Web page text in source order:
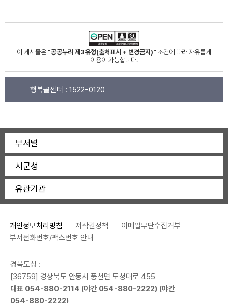
이 게시물은 "공공누리 제3유형(출처표시 + 변경금지)" 조건에 따라 자유롭게
이용이 가능합니다.
행복콜센터 : 1522-0120
부서별
시군청
유관기관
개인정보처리방침 저작권정책
이메일무단수집거부
부서전화번호/팩스번호 안내
경북도청 :
[36759] 경상북도 안동시 풍천면 도청대로 455
대표 054-880-2114 (야간 054-880-2222) (야간
054-880-2222)